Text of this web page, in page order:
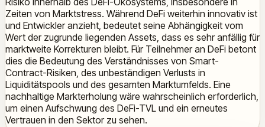
Zeiten von Marktstress. Während DeFi weiterhin innovativ ist
und Entwickler anzieht, bedeutet seine Abhängigkeit vom
Wert der zugrunde liegenden Assets, dass es sehr anfällig für
marktweite Korrekturen bleibt. Für Teilnehmer an DeFi betont
dies die Bedeutung des Verständnisses von Smart-
Contract-Risiken, des unbeständigen Verlusts in
Liquiditätspools und des gesamten Marktumfelds. Eine
nachhaltige Markterholung wäre wahrscheinlich erforderlich,
um einen Aufschwung des DeFi-TVL und ein erneutes
Vertrauen in den Sektor zu sehen.